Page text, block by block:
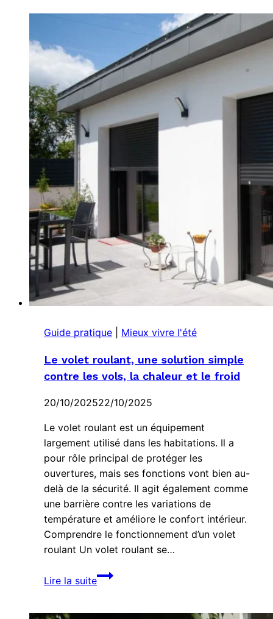
Guide pratique Mieux vivre l'été
Le volet roulant, une solution simple
contre les vols, la chaleur et le froid
20/10/202522/10/2025
Le volet roulant est un équipement
largement utilisé dans les habitations. Il a
pour rôle principal de protéger les
ouvertures, mais ses fonctions vont bien au-
delà de la sécurité. Il agit également comme
une barrière contre les variations de
température et améliore le confort intérieur.
Comprendre le fonctionnement d’un volet
roulant Un volet roulant se…
Lire la suite
Le
volet